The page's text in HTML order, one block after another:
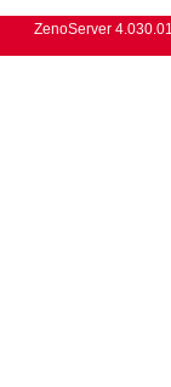
ZenoServer